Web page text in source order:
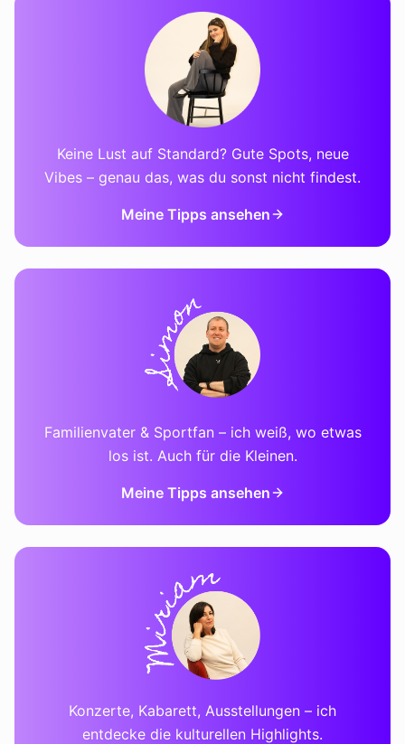
Keine Lust auf Standard? Gute Spots, neue
Vibes – genau das, was du sonst nicht findest.
Meine Tipps ansehen
Familienvater & Sportfan – ich weiß, wo etwas
los ist. Auch für die Kleinen.
Meine Tipps ansehen
Konzerte, Kabarett, Ausstellungen – ich
entdecke die kulturellen Highlights.